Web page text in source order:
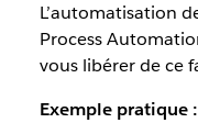
L’automatisation
Process
vous libérer de ce
Exemple pratique :